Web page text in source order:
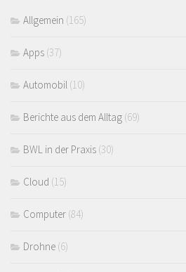
Allgemein (165)
Apps (37)
Automobil (10)
Berichte aus dem Alltag (69)
BWL in der Praxis (30)
Cloud (15)
Computer (84)
Drohne (6)